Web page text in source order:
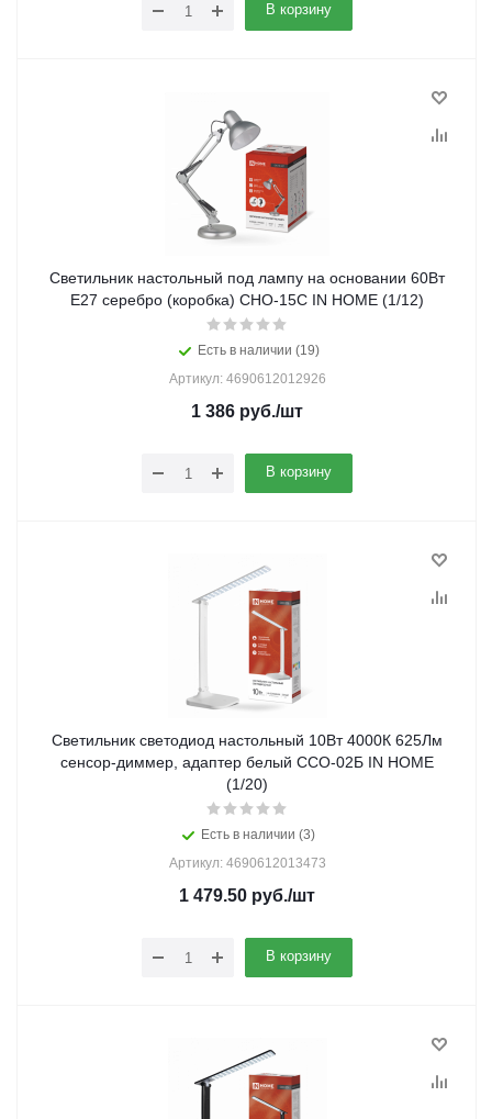
В корзину
Светильник настольный под лампу на основании 60Вт
E27 серебро (коробка) СНО-15С IN HOME (1/12)
Есть в наличии (19)
Артикул: 4690612012926
1 386 руб./шт
В корзину
Светильник светодиод настольный 10Вт 4000К 625Лм
сенсор-диммер, адаптер белый ССО-02Б IN HOME
(1/20)
Есть в наличии (3)
Артикул: 4690612013473
1 479.50 руб./шт
В корзину